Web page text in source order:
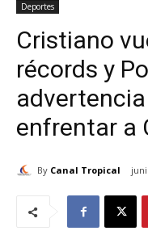
Deportes
Cristiano
récords y
enfrentar a
By Canal Tropical